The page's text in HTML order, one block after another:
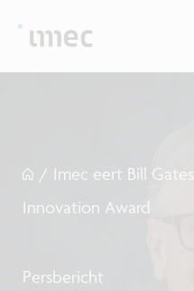
/ Imec eert Bill
Innovation Award
Persbericht